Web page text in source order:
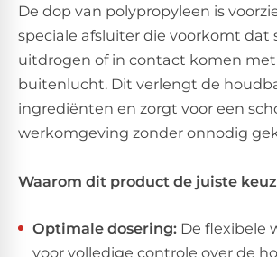
De dop van polypropyleen is
speciale afsluiter die voorkomt dat
uitdrogen of in contact komen
buitenlucht. Dit verlengt de
ingrediënten en zorgt voor een
werkomgeving zonder onnodig
Waarom dit product de juiste
Optimale dosering: De flexibele
voor volledige controle over de